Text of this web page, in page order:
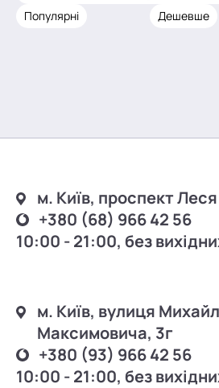
Популярні
Дешевше
м. Київ, проспект
+380 (68) 966 42 56
10:00 - 21:00, без
м. Київ, вулиця
Максимовича, 3г
+380 (93) 966 42 56
10:00 - 21:00, без